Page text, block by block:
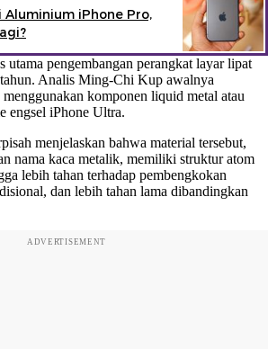
iPhone Pro,
utama pengembangan perangkat layar lipat
Analis Ming-Chi Kup awalnya
komponen liquid metal atau
engsel iPhone Ultra.
menjelaskan bahwa material tersebut,
nama kaca metalik, memiliki struktur atom
lebih tahan terhadap pembengkokan
dan lebih tahan lama dibandingkan
ADVERTISEMENT